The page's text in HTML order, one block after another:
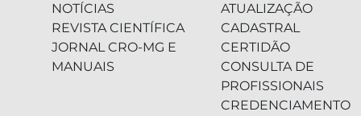
NOTÍCIAS
REVISTA CIENTÍFICA
JORNAL CRO-MG E
MANUAIS
ATUALIZAÇÃO
CADASTRAL
CERTIDÃO
CONSULTA DE
PROFISSIONAIS
CREDENCIAMENTO